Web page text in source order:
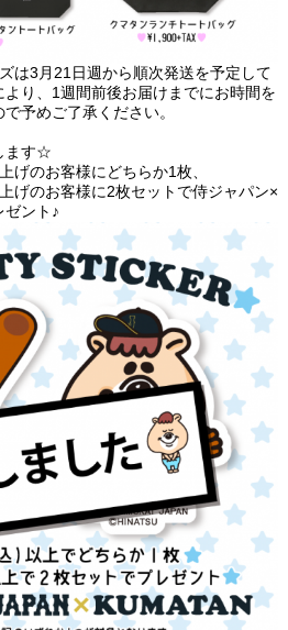
は3月21日週から順次発送を予定して
り、1週間前後お届けまでにお時間を
予めご了承ください。
ます☆
げのお客様にどちらか1枚、
げのお客様に2枚セットで侍ジャパン×
ゼント♪